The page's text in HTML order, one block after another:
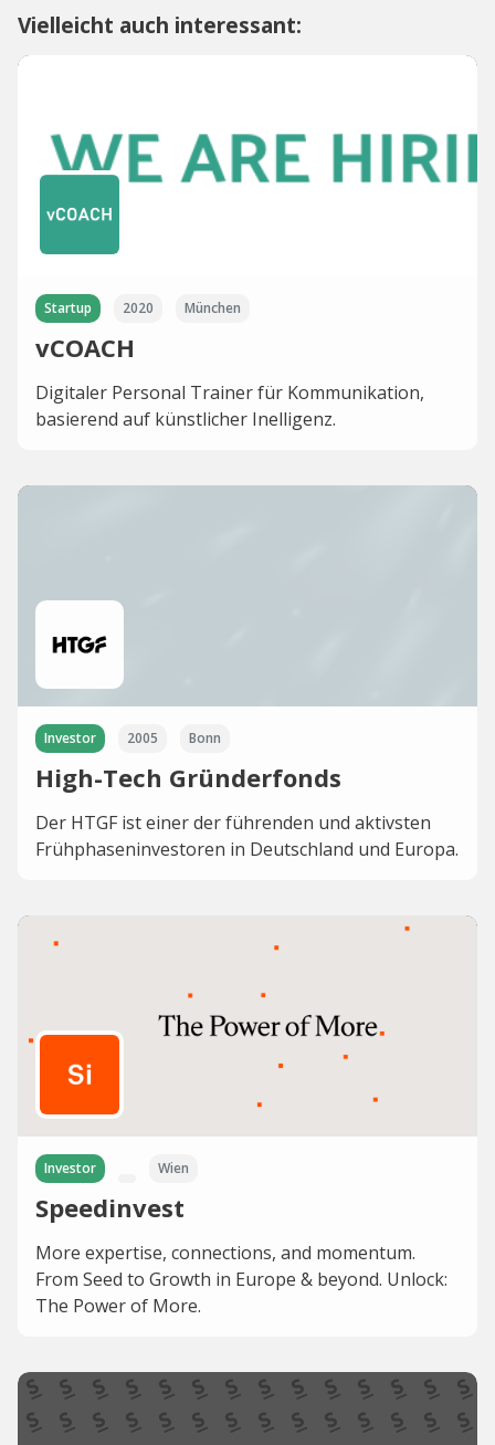
Vielleicht auch interessant:
Startup 2020 München
vCOACH
Digitaler Personal Trainer für Kommunikation,
basierend auf künstlicher Inelligenz.
Investor 2005 Bonn
High-Tech Gründerfonds
Der HTGF ist einer der führenden und aktivsten
Frühphaseninvestoren in Deutschland und Europa.
Investor Wien
Speedinvest
More expertise, connections, and momentum.
From Seed to Growth in Europe & beyond. Unlock:
The Power of More.